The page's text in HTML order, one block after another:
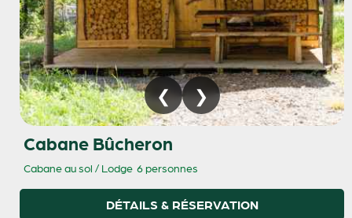
Cabane Bûcheron
Cabane au sol / Lodge 6 personnes
DÉTAILS & RÉSERVATION